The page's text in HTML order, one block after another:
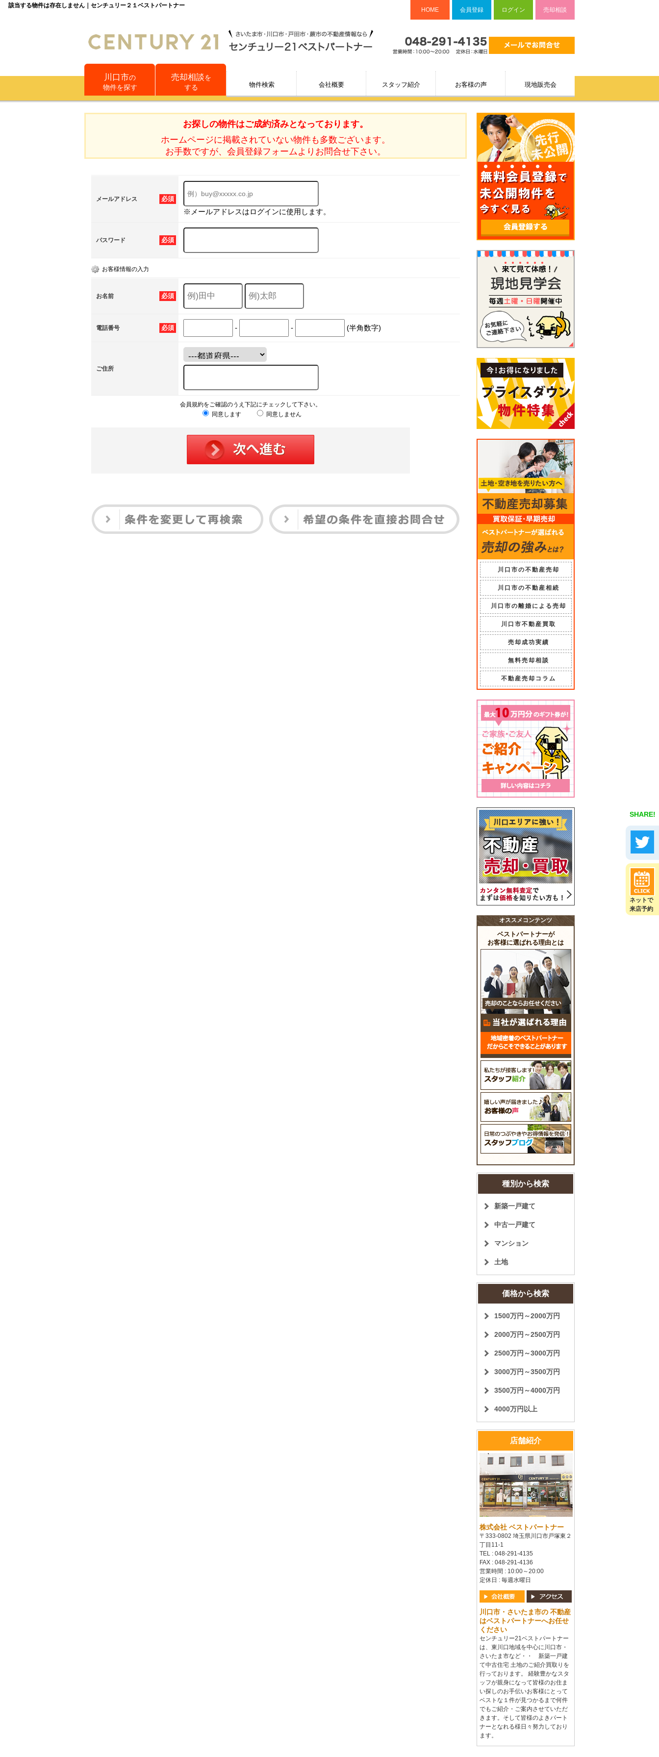
該当する物件は存在しません｜センチュリー２１ベストパートナー
HOME 会員登録 ログイン 売却相談
川口市の
物件を探す
売却相談を
する
物件検索 会社概要 スタッフ紹介 お客様の声 現地販売会
SHARE!
ネットで
来店予約
お探しの物件はご成約済みとなっております。
ホームページに掲載されていない物件も多数ございます。
お手数ですが、会員登録フォームよりお問合せ下さい。
必須
メールアドレス
※メールアドレスはログインに使用します。
必須
パスワード
お客様情報の入力
必須
お名前
必須
電話番号 - - (半角数字)
ご住所
会員規約をご確認のうえ下記にチェックして下さい。
同意します
同意しません
川口市の不動産売却
川口市の不動産相続
川口市の離婚による売却
川口市不動産買取
売却成功実績
無料売却相談
不動産売却コラム
オススメコンテンツ
ベストパートナーが
お客様に選ばれる理由とは
種別から検索
新築一戸建て
中古一戸建て
マンション
土地
価格から検索
1500万円～2000万円
2000万円～2500万円
2500万円～3000万円
3000万円～3500万円
3500万円～4000万円
4000万円以上
店舗紹介
株式会社 ベストパートナー
〒333-0802 埼玉県川口市戸塚東２
丁目11-1
TEL : 048-291-4135
FAX : 048-291-4136
営業時間 : 10:00～20:00
定休日 : 毎週水曜日
川口市・さいたま市の 不動産
はベストパートナーへお任せ
ください
センチュリー21ベストパートナー
は、東川口地域を中心に川口市・
さいたま市など・・ 新築一戸建
て中古住宅 土地のご紹介買取りを
行っております。 経験豊かなスタ
ッフが親身になって皆様のお住ま
い探しのお手伝いお客様にとって
ベストな１件が見つかるまで何件
でもご紹介・ご案内させていただ
きます。そして皆様のよきパート
ナーとなれる様日々努力しており
ます。